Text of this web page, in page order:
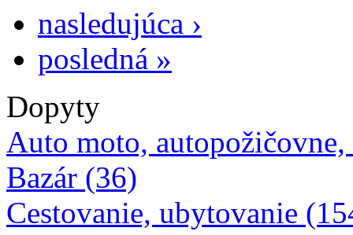
nasledujúca ›
posledná »
Dopyty
Auto moto,
Bazár (36)
Cestovanie, ubytovanie